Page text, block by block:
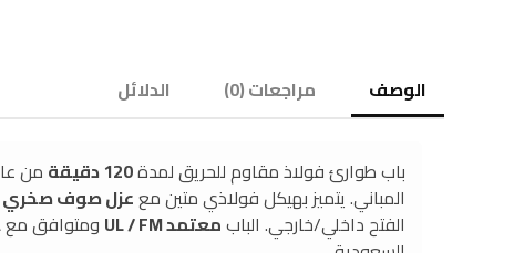
الوصف مراجعات (0) الدلائل
باب طوارئ فولاذ مقاوم للحريق لمدة120 دقيقة من
المباني. يتميز بهيكل فولاذي متين مععزل صوف صخري
الفتح داخلي/خارجي. البابمعتمد UL / FM ومتوافق مع